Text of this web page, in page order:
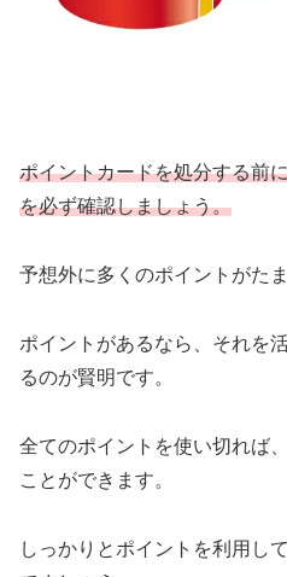
ポイントカードを処分する前
を必ず確認しましょう。
予想外に多くのポイントがた
ポイントがあるなら、それを
るのが賢明です。
全てのポイントを使い切れば
ことができます。
しっかりとポイントを利用し